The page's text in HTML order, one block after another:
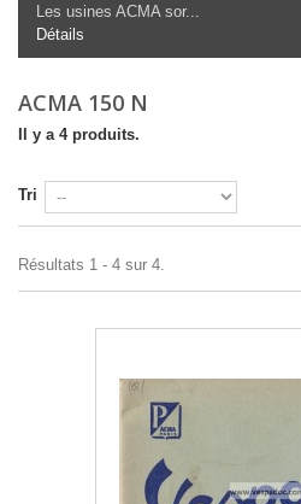
Les usines ACMA sor...
Détails
ACMA 150 N
Il y a 4 produits.
Tri
Résultats 1 - 4 sur 4.